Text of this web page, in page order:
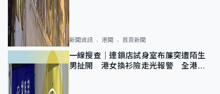
新聞資訊 港聞 首頁新聞
一線搜查｜連鎖店試身室布簾突遭陌生
男扯開 港女換衫險走光報警 全港分